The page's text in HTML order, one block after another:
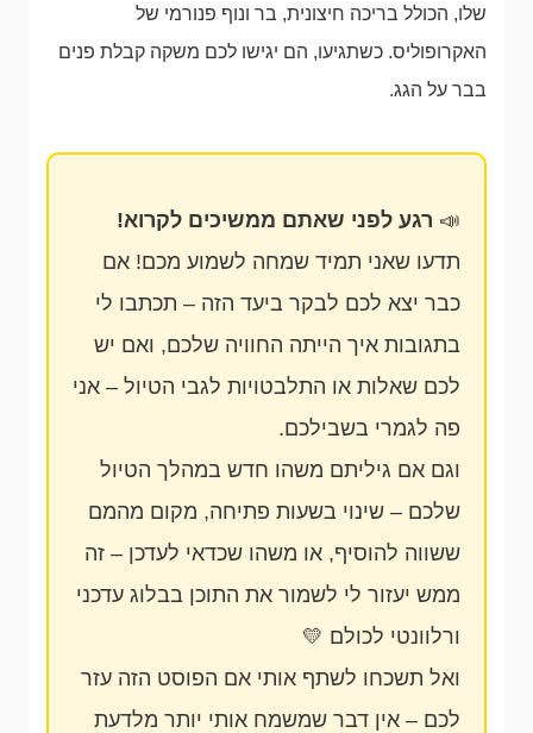
שלו, הכולל בריכה חיצונית, בר ונוף פנורמי של
האקרופוליס. כשתגיעו, הם יגישו לכם משקה קבלת פנים
בבר על הגג.
📣 רגע לפני שאתם ממשיכים לקרוא!
תדעו שאני תמיד שמחה לשמוע מכם! אם
כבר יצא לכם לבקר ביעד הזה – תכתבו לי
בתגובות איך הייתה החוויה שלכם, ואם יש
לכם שאלות או התלבטויות לגבי הטיול – אני
פה לגמרי בשבילכם.
וגם אם גיליתם משהו חדש במהלך הטיול
שלכם – שינוי בשעות פתיחה, מקום מהמם
ששווה להוסיף, או משהו שכדאי לעדכן – זה
ממש יעזור לי לשמור את התוכן בבלוג עדכני
ורלוונטי לכולם 💛
ואל תשכחו לשתף אותי אם הפוסט הזה עזר
לכם – אין דבר שמשמח אותי יותר מלדעת